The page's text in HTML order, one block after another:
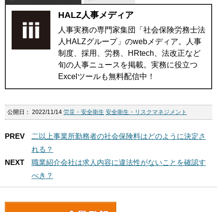
HALZ人事メディア
人事実務の専門家集団「社会保険労務士法
人HALZグループ」のwebメディア。人事
制度、採用、労務、HRtech、法改正など
旬の人事ニュースを掲載。実務に役立つ
Excelツールも無料配信中！
公開日： 2022/11/14 労災・安全衛生 安全衛生・リスクマネジメント
PREV
二以上事業所勤務者の社会保険料はどのように決定さ
れる？
NEXT
職業紹介会社は求人内容に違法性がないことを確認す
べき？